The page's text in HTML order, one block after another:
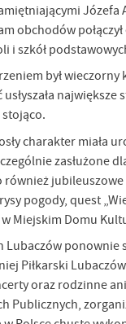
Józefa
obchodów
i szkół
był
stojąco.
charakter miała
zasłużone
pogody, quest
Miejskim Domu
Lubaczów ponownie
Piłkarski
oraz rodzinne
Publicznych,